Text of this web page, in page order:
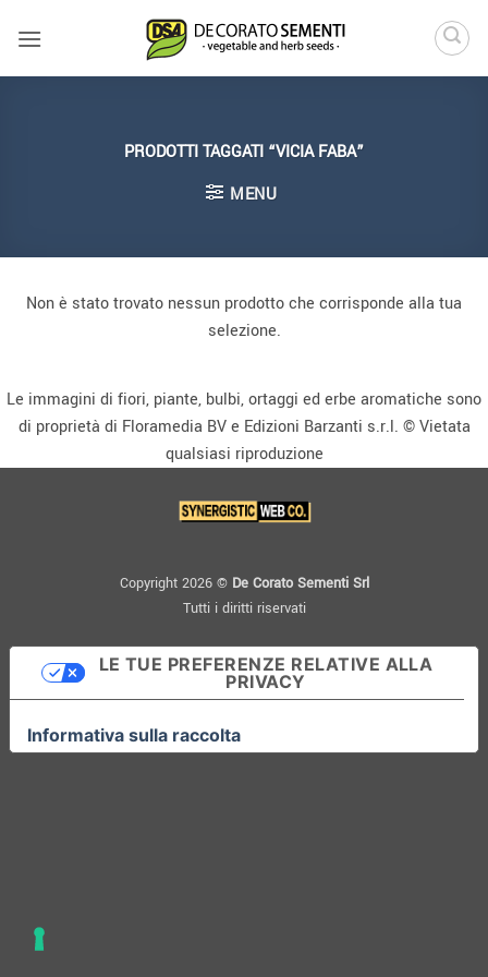
PRODOTTI TAGGATI “VICIA FABA”
MENU
Non è stato trovato nessun prodotto che corrisponde alla tua
selezione.
Le immagini di fiori, piante, bulbi, ortaggi ed erbe aromatiche sono
di proprietà di Floramedia BV e Edizioni Barzanti s.r.l. © Vietata
qualsiasi riproduzione
Copyright 2026 © De Corato Sementi Srl
Tutti i diritti riservati
Informativa sulla raccolta
LE TUE PREFERENZE RELATIVE ALLA
PRIVACY